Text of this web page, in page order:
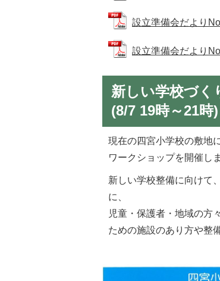
設立準備会だより
設立準備会だより
新しい学校づく
(8/7 19時～21時
現在の四宮小学校の敷地
ワークショップを開催し
新しい学校整備に向けて
に、
児童・保護者・地域の方
ための施設のあり方や整